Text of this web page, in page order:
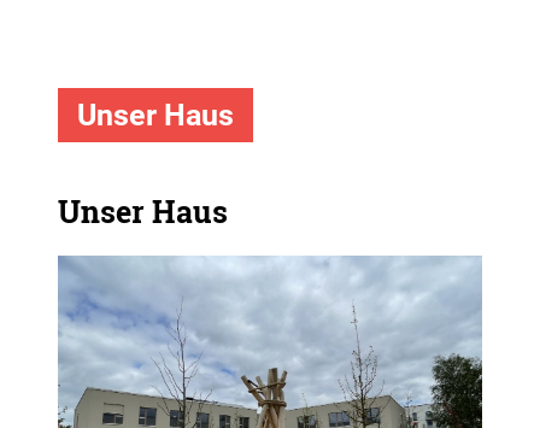
Unser Haus
Unser Haus